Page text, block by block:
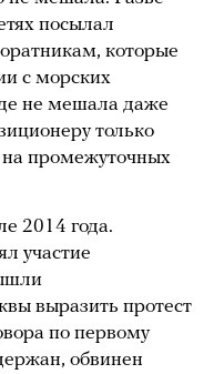
посылал
которые
с морских
не мешала даже
только
на промежуточных
2014 года.
участие
выразить протест
по первому
обвинен